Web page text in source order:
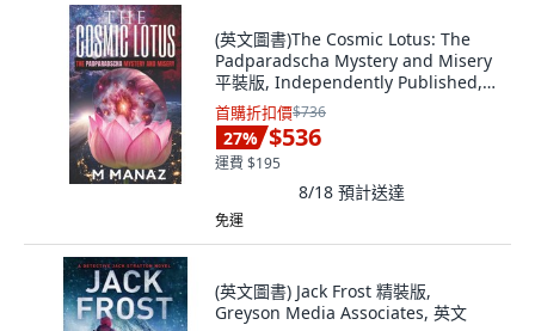
(英文圖書)The Cosmic Lotus: The
Padparadscha Mystery and Misery
平裝版, Independently Published,
英文, 平裝本
首購折扣價$736
27% $536
運費 $195
8/18 預計送達
免運
(英文圖書) Jack Frost 精裝版,
Greyson Media Associates, 英文